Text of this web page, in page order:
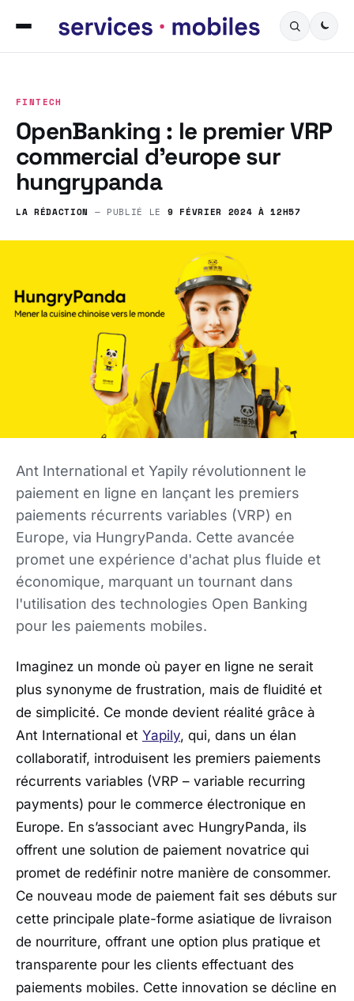
FINTECH
OpenBanking : le premier VRP
commercial d’europe sur
hungrypanda
LA RÉDACTION — PUBLIÉ LE 9 FÉVRIER 2024 À 12H57
Ant International et Yapily révolutionnent le
paiement en ligne en lançant les premiers
paiements récurrents variables (VRP) en
Europe, via HungryPanda. Cette avancée
promet une expérience d'achat plus fluide et
économique, marquant un tournant dans
l'utilisation des technologies Open Banking
pour les paiements mobiles.
Imaginez un monde où payer en ligne ne serait
plus synonyme de frustration, mais de fluidité et
de simplicité. Ce monde devient réalité grâce à
Ant International et Yapily, qui, dans un élan
collaboratif, introduisent les premiers paiements
récurrents variables (VRP – variable recurring
payments) pour le commerce électronique en
Europe. En s’associant avec HungryPanda, ils
offrent une solution de paiement novatrice qui
promet de redéfinir notre manière de consommer.
Ce nouveau mode de paiement fait ses débuts sur
cette principale plate-forme asiatique de livraison
de nourriture, offrant une option plus pratique et
transparente pour les clients effectuant des
paiements mobiles. Cette innovation se décline en